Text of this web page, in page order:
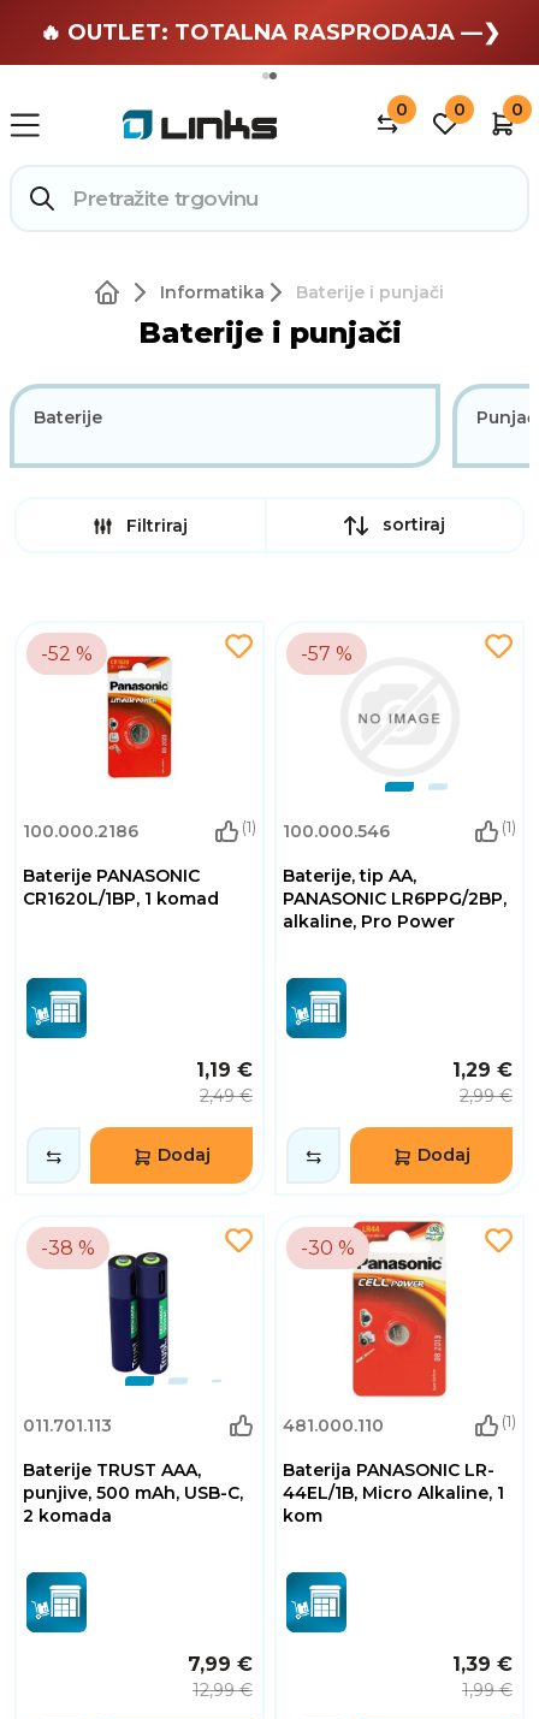
🏄 Zaslužuješ odmor —❯
🔥 OUTLET: TOTALNA RASPRODAJA —❯
0 0 0
Informatika Baterije i punjači
Baterije i punjači
Baterije
Filtriraj sortiraj
-52 %
100.000.2186 (1)
Baterije PANASONIC
CR1620L/1BP, 1 komad
1,19 €
2,49 €
Dodaj
-57 %
100.000.546 (1)
Baterije, tip AA,
PANASONIC LR6PPG/2BP,
alkaline, Pro Power
1,29 €
2,99 €
Dodaj
-38 %
011.701.113
Baterije TRUST AAA,
punjive, 500 mAh, USB-C,
2 komada
7,99 €
12,99 €
-30 %
481.000.110 (1)
Baterija PANASONIC LR-
44EL/1B, Micro Alkaline, 1
kom
1,39 €
1,99 €